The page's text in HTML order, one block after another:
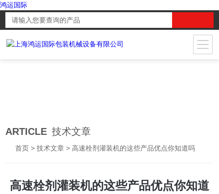
鸿运国际
ARTICLE 技术文章
首页 >技术文章 > 高速栓剂灌装机的这些产品优点你知道吗
高速栓剂灌装机的这些产品优点你知道